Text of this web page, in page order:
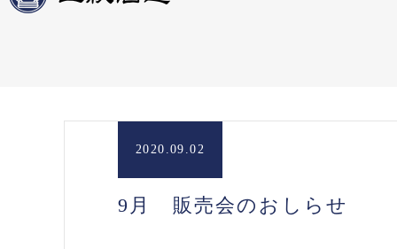
2020.09.02
9月 販売会のおしらせ